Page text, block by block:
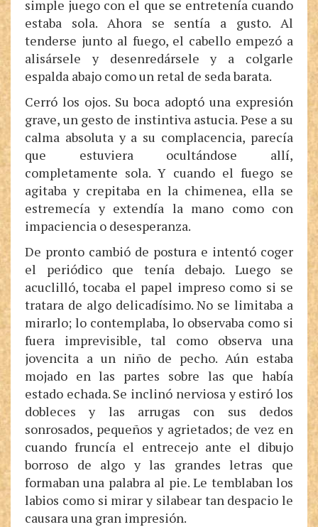
simple juego con el que se entretenía cuando
estaba sola. Ahora se sentía a gusto. Al
tenderse junto al fuego, el cabello empezó a
alisársele y desenredársele y a colgarle
espalda abajo como un retal de seda barata.
Cerró los ojos. Su boca adoptó una expresión
grave, un gesto de instintiva astucia. Pese a su
calma absoluta y a su complacencia, parecía
que estuviera ocultándose allí,
completamente sola. Y cuando el fuego se
agitaba y crepitaba en la chimenea, ella se
estremecía y extendía la mano como con
impaciencia o desesperanza.
De pronto cambió de postura e intentó coger
el periódico que tenía debajo. Luego se
acuclilló, tocaba el papel impreso como si se
tratara de algo delicadísimo. No se limitaba a
mirarlo; lo contemplaba, lo observaba como si
fuera imprevisible, tal como observa una
jovencita a un niño de pecho. Aún estaba
mojado en las partes sobre las que había
estado echada. Se inclinó nerviosa y estiró los
dobleces y las arrugas con sus dedos
sonrosados, pequeños y agrietados; de vez en
cuando fruncía el entrecejo ante el dibujo
borroso de algo y las grandes letras que
formaban una palabra al pie. Le temblaban los
labios como si mirar y silabear tan despacio le
causara una gran impresión.